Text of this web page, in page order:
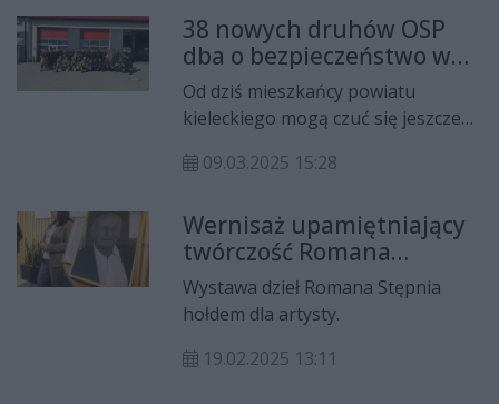
Wydarzenie odbędzie się 15
grudnia 2025 r. o godz. 16:00 na
terenie Punktu Selektywnego
Zbierania Odpadów Komunalnych
przy ul. Starobuskiej.
38 nowych druhów OSP
dba o bezpieczeństwo w
powiecie kieleckim
Od dziś mieszkańcy powiatu
kieleckiego mogą czuć się jeszcze
Ochotniczych Straży Pożarnych
kurs strażaka ochotnika, który
odbywał się w JRG PSP Nr 4 w
Chmielniku. Szkolenie rozpoczęło
się 31 stycznia 2025 roku i miało na
celu przygotowanie ochotników do
skutecznego działania w sytuacjach
09.03.2025 15:28
Wernisaż upamiętniający
twórczość Romana
Stępnia
Wystawa dzieł Romana Stępnia
hołdem dla artysty.
19.02.2025 13:11